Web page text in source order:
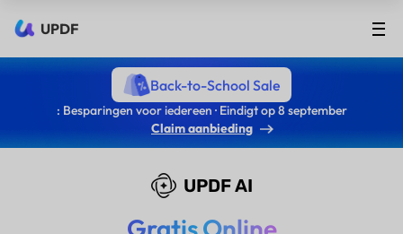
UPDF
Back-to-School Sale
: Besparingen voor iedereen · Eindigt op 8 september
Claim aanbieding
UPDF AI